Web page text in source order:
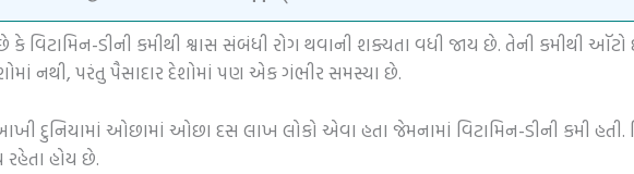
વિટામિન-ડીની કમીથી શ્વાસ સંબંધી રોગ થવાની શક્યતા વધી જાય છે. તેની કમીથી ઑટો
નથી, પરંતુ પૈસાદાર દેશોમાં પણ એક ગંભીર સમસ્યા છે.
દુનિયામાં ઓછામાં ઓછા દસ લાખ લોકો એવા હતા જેમનામાં વિટામિન-ડીની કમી હતી.
રહેતા હોય છે.